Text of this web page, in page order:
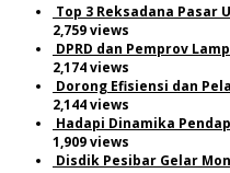
Top 3 Reksadana Pasar
2,759 views
DPRD dan Pemprov
2,174 views
Dorong Efisiensi dan
2,144 views
Hadapi Dinamika
1,909 views
Disdik Pesibar Gelar